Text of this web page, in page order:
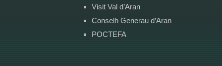
Visit Val d’Aran
Conselh Generau d’Aran
POCTEFA